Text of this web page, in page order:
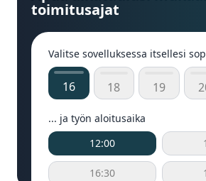
toimitusajat
Valitse sovelluksessa itsellesi
16 18 19
... ja työn aloitusaika
12:00
16:30